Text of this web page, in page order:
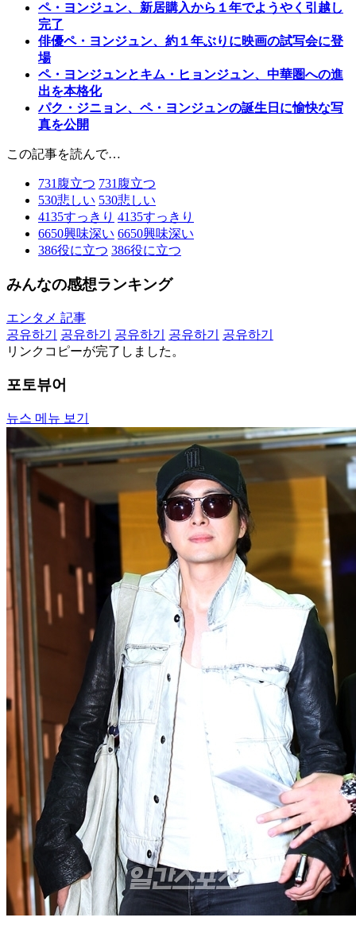
ペ・ヨンジュン、新居購入から１年でようやく引越し
完了
俳優ペ・ヨンジュン、約１年ぶりに映画の試写会に登
場
ペ・ヨンジュンとキム・ヒョンジュン、中華圏への進
出を本格化
パク・ジニョン、ペ・ヨンジュンの誕生日に愉快な写
真を公開
この記事を読んで…
731 腹立つ 731 腹立つ
530悲しい 530悲しい
4135すっきり 4135すっきり
6650興味深い 6650興味深い
386役に立つ 386役に立つ
みんなの感想ランキング
エンタメ 記事
공유하기
공유하기 공유하기 공유하기
공유하기
リンクコピーが完了しました。
포토뷰어
뉴스 메뉴 보기